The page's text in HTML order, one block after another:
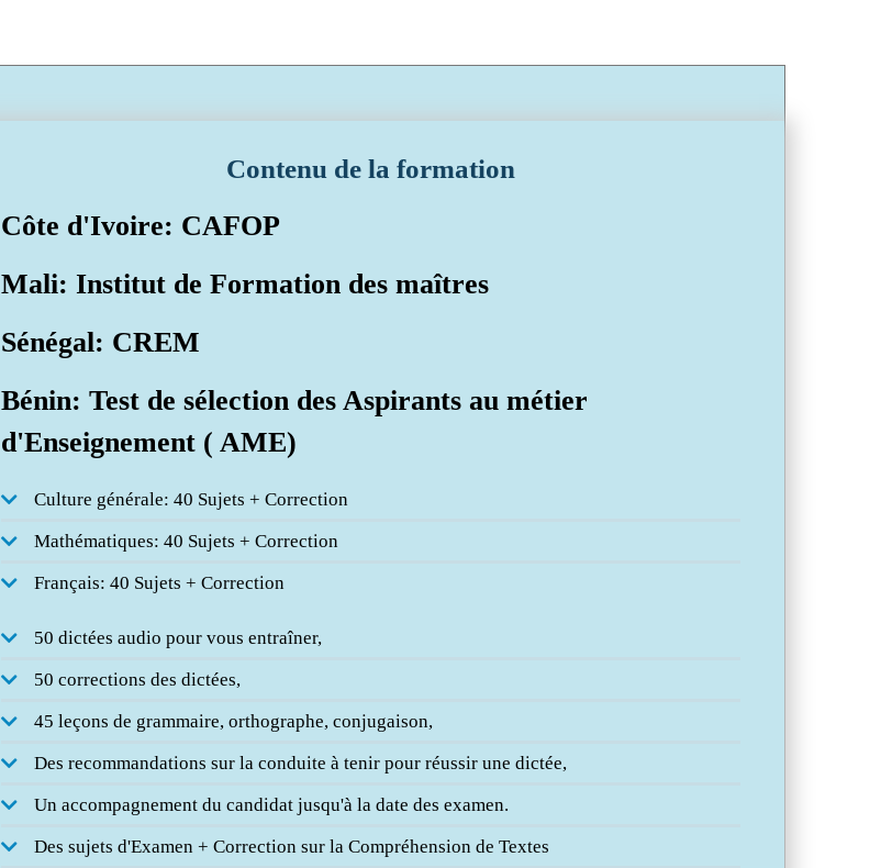
Contenu de la formation
Côte d'Ivoire: CAFOP
Mali: Institut de Formation des maîtres
Sénégal: CREM
Bénin: Test de sélection des Aspirants au métier
d'Enseignement ( AME)
Culture générale: 40 Sujets + Correction
Mathématiques: 40 Sujets + Correction
Français: 40 Sujets + Correction
50 dictées audio pour vous entraîner,
50 corrections des dictées,
45 leçons de grammaire, orthographe, conjugaison,
Des recommandations sur la conduite à tenir pour réussir une dictée,
Un accompagnement du candidat jusqu'à la date des examen.
Des sujets d'Examen + Correction sur la Compréhension de Textes